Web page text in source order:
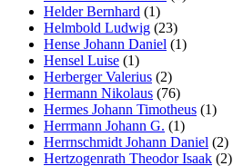
Helder Bernhard (1)
Helmbold Ludwig (23)
Hense Johann Daniel (1)
Hensel Luise (1)
Herberger Valerius (2)
Hermann Nikolaus (76)
Hermes Johann Timotheus (1)
Herrmann Johann G. (1)
Herrnschmidt Johann Daniel (2)
Hertzogenrath Theodor Isaak (2)